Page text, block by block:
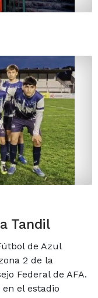
Tandil
de Azul
2 de la
Federal de AFA.
el estadio